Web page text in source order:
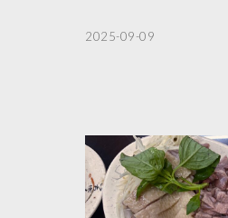
2025-09-09